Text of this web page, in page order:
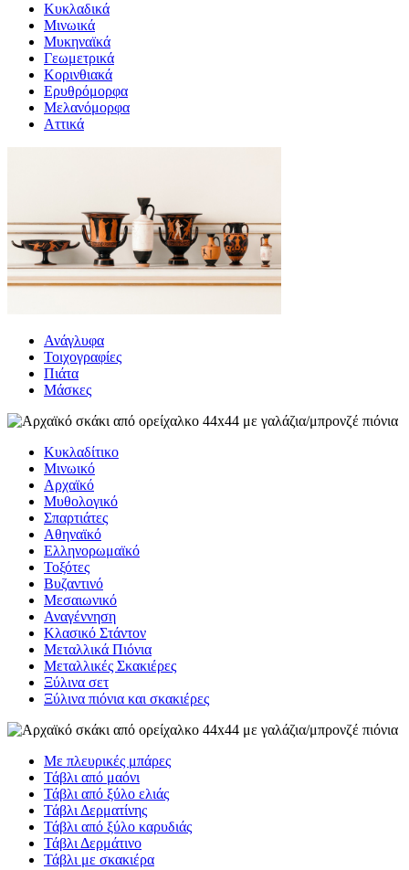
Κυκλαδικά
Μινωικά
Μυκηναϊκά
Γεωμετρικά
Κορινθιακά
Ερυθρόμορφα
Μελανόμορφα
Αττικά
Ανάγλυφα
Τοιχογραφίες
Πιάτα
Μάσκες
Κυκλαδίτικο
Μινωικό
Αρχαϊκό
Μυθολογικό
Σπαρτιάτες
Αθηναϊκό
Ελληνορωμαϊκό
Τοξότες
Βυζαντινό
Μεσαιωνικό
Αναγέννηση
Κλασικό Στάντον
Μεταλλικά Πιόνια
Μεταλλικές Σκακιέρες
Ξύλινα σετ
Ξύλινα πιόνια και σκακιέρες
Με πλευρικές μπάρες
Τάβλι από μαόνι
Τάβλι από ξύλο ελιάς
Τάβλι Δερματίνης
Τάβλι από ξύλο καρυδιάς
Τάβλι Δερμάτινο
Τάβλι με σκακιέρα